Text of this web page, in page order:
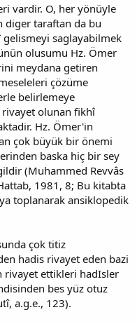
vardir. O, her yönüyle
diger taraftan da bu
saglayabilmek
olusumu Hz. Ömer
meydana getiren
çözüme
belirlemeye
rivayet olunan fikhî
Hz. Ömer'in
çok büyük bir önemi
baska hiç bir sey
(Muhammed Revvâs
1981, 8; Bu kitabta
toplanarak ansiklopedik
çok titiz
hadis rivayet eden bazi
rivayet ettikleri hadIsler
bes yüz otuz
a.g.e., 123).